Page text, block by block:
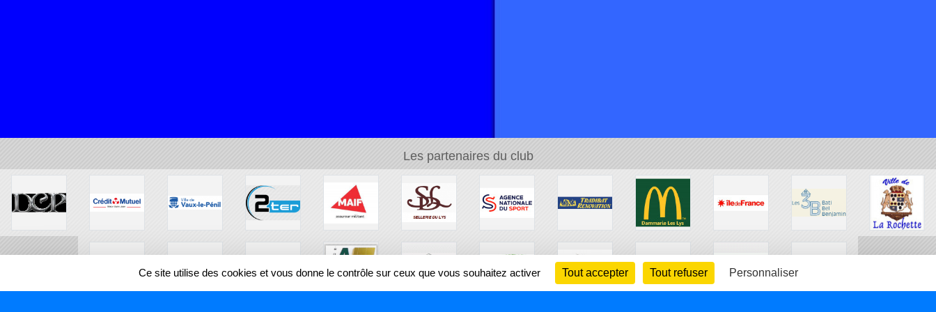
Les partenaires du club
Ce site utilise des cookies et vous donne le contrôle sur ceux que vous souhaitez activer Tout accepter Tout refuser Personnaliser